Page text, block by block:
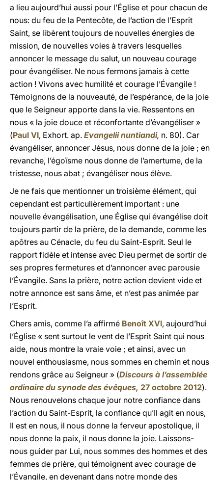
a lieu aujourd’hui aussi pour l’Église et pour chacun de
nous: du feu de la Pentecôte, de l’action de l’Esprit
Saint, se libèrent toujours de nouvelles énergies de
mission, de nouvelles voies à travers lesquelles
annoncer le message du salut, un nouveau courage
pour évangéliser. Ne nous fermons jamais à cette
action ! Vivons avec humilité et courage l’Évangile !
Témoignons de la nouveauté, de l’espérance, de la joie
que le Seigneur apporte dans la vie. Ressentons en
nous « la joie douce et réconfortante d’évangéliser »
(Paul VI, Exhort. ap. Evangelii nuntiandi, n. 80). Car
évangéliser, annoncer Jésus, nous donne de la joie ; en
revanche, l’égoïsme nous donne de l’amertume, de la
tristesse, nous abat ; évangéliser nous élève.
Je ne fais que mentionner un troisième élément, qui
cependant est particulièrement important : une
nouvelle évangélisation, une Église qui évangélise doit
toujours partir de la prière, de la demande, comme les
apôtres au Cénacle, du feu du Saint-Esprit. Seul le
rapport fidèle et intense avec Dieu permet de sortir de
ses propres fermetures et d’annoncer avec parousie
l’Évangile. Sans la prière, notre action devient vide et
notre annonce est sans âme, et n’est pas animée par
l’Esprit.
Chers amis, comme l’a affirmé Benoît XVI, aujourd’hui
l’Église « sent surtout le vent de l’Esprit Saint qui nous
aide, nous montre la vraie voie ; et ainsi, avec un
nouvel enthousiasme, nous sommes en chemin et nous
rendons grâce au Seigneur » (Discours à l’assemblée
ordinaire du synode des évêques, 27 octobre 2012).
Nous renouvelons chaque jour notre confiance dans
l’action du Saint-Esprit, la confiance qu’Il agit en nous,
Il est en nous, il nous donne la ferveur apostolique, il
nous donne la paix, il nous donne la joie. Laissons-
nous guider par Lui, nous sommes des hommes et des
femmes de prière, qui témoignent avec courage de
l’Évangile, en devenant dans notre monde des